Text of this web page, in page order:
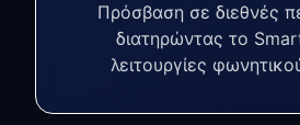
Πρόσβαση σε διεθνές
διατηρώντας το
λειτουργίες